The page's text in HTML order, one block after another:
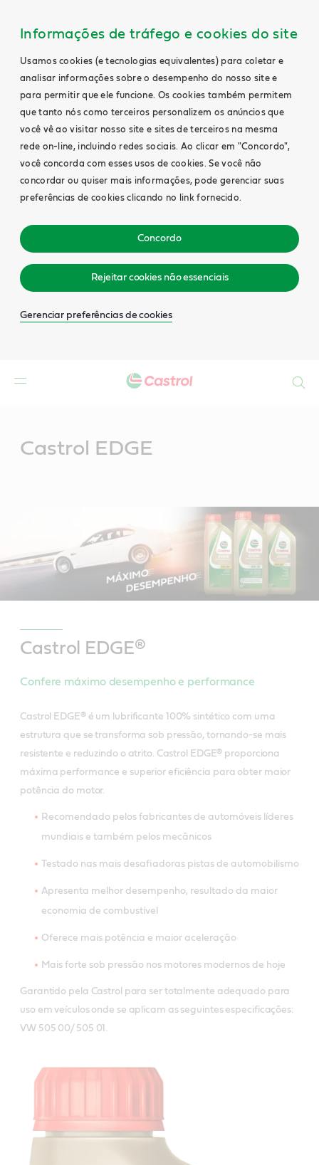
Informações de tráfego e cookies do site
Usamos cookies (e tecnologias equivalentes) para coletar e
analisar informações sobre o desempenho do nosso site e
para permitir que ele funcione. Os cookies também permitem
que tanto nós como terceiros personalizem os anúncios que
você vê ao visitar nosso site e sites de terceiros na mesma
rede on-line, incluindo redes sociais. Ao clicar em "Concordo",
você concorda com esses usos de cookies. Se você não
concordar ou quiser mais informações, pode gerenciar suas
preferências de cookies clicando no link fornecido.
Concordo
Rejeitar cookies não essenciais
Gerenciar preferências de cookies
Castrol EDGE
Castrol EDGE®
Confere máximo desempenho e performance
Castrol EDGE® é um lubrificante 100% sintético com uma
estrutura que se transforma sob pressão, tornando-se mais
resistente e reduzindo o atrito. Castrol EDGE® proporciona
máxima performance e superior eficiência para obter maior
potência do motor.
Recomendado pelos fabricantes de automóveis líderes
mundiais e também pelos mecânicos
Testado nas mais desafiadoras pistas de automobilismo
Apresenta melhor desempenho, resultado da maior
economia de combustível
Oferece mais potência e maior aceleração
Mais forte sob pressão nos motores modernos de hoje
Garantido pela Castrol para ser totalmente adequado para
uso em veículos onde se aplicam as seguintes especificações:
VW 505 00/ 505 01.